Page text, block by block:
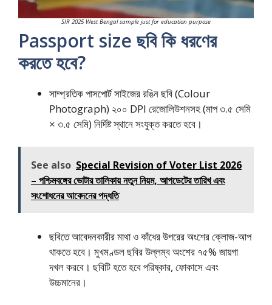
SIR 2025 West Bengal sample just for education purpose
Passport size ছবি কি ধরণের
করতে হবে?
সাম্প্রতিক পাসপোর্ট সাইজের রঙিন ছবি (Colour
Photograph) ২০০ DPI রেজোলিউশনসহ (মাপ ৩.৫ সেমি
× ৩.৫ সেমি) নির্দিষ্ট স্থানে সংযুক্ত করতে হবে।
See also Special Revision of Voter List 2026
– পশ্চিমবঙ্গের ভোটার তালিকায় নতুন নিয়ম, আপডেটের তারিখ এবং
সংশোধনের আবেদনের পদ্ধতি
ছবিতে আবেদনকারীর মাথা ও কাঁধের উপরের অংশের ক্লোজ-আপ
থাকতে হবে। মুখমণ্ডল ছবির উল্লম্ব অংশের ৭৫% জায়গা
দখল করবে। ছবিটি হতে হবে পরিষ্কার, ফোকাসে এবং
উচ্চমানের।